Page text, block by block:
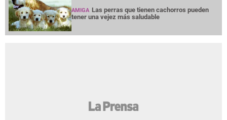
AMIGA Las perras que tienen cachorros pueden
tener una vejez más saludable